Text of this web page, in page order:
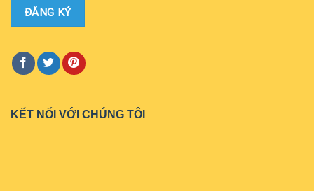
KẾT NỐI VỚI CHÚNG TÔI